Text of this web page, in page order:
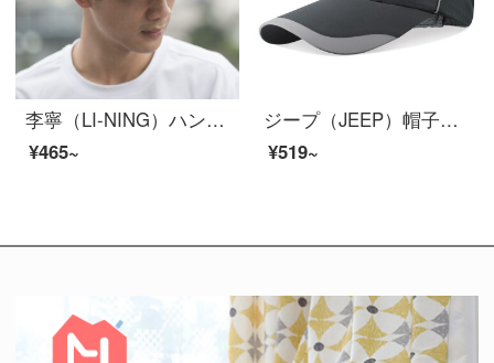
李寧（LI-NING）ハンチング帽日焼け止め帽子男女兼用アウトドアスポーツライダースランニングハット夏通気性は398黒58-62 cmです。
¥465~
ジープ（JEEP）帽子男性野球帽夏の網目速乾透過性鴨舌帽スポーツ屋外日焼け止め帽子レジャー釣りサンバイザーA 0207深灰色
¥519~